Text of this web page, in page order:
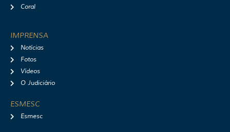
Coral
IMPRENSA
Notícias
Fotos
Vídeos
O Judiciário
ESMESC
Esmesc